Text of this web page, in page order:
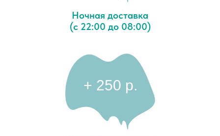
+ 250 p.
Ночная доставка
(с 22:00 до 08:00)